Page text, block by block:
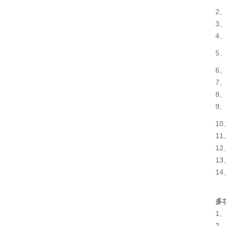
2
3
4
5
6
7
8
9
10
11
12
13
14
多
1